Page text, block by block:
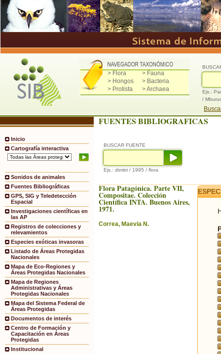
> Flora
> Fauna
> Hongos
> Bacteria
> Protista
> Archaea
Ejs.:
/
Inicio
Cartografía interactiva
Sonidos de animales
Fuentes Bibliográficas
GPS, SIG y Teledetección
Espacial
Investigaciones científicas en
las AP
Registros de colecciones y
relevamientos
Especies exóticas invasoras
Listado de Áreas Protegidas
Nacionales
Mapa de Eco-Regiones y
Áreas Protegidas Nacionales
Mapa de Regiones
Administrativas y Áreas
Protegidas Nacionales
Mapa del Sistema Federal de
Áreas Protegidas
Documentos de interés
Centro de Formación y
Capacitación en Áreas
Protegidas
Institucional
FUENTES BIBLIOGRAFICAS
BUSCAR FUENTE
Ejs.: dimitri / 1995 / flora
Flora Patagónica. Parte VII,
Compositae. Colección
Científica INTA. Buenos Aires,
1971.
Correa, Maevia N.